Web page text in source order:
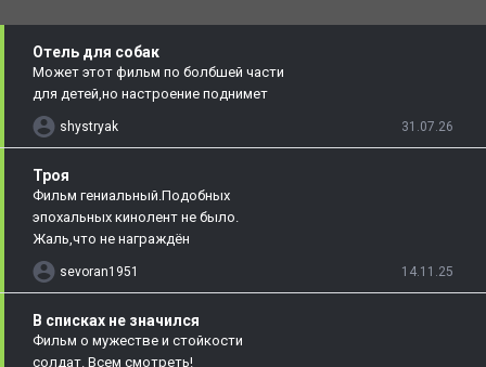
Отель для собак
Может этот фильм по болбшей части
для детей,но настроение поднимет
shystryak 31.07.26
Троя
Фильм гениальный.Подобных
эпохальных кинолент не было.
Жаль,что не награждён
sevoran1951 14.11.25
В списках не значился
Фильм о мужестве и стойкости
солдат. Всем смотреть!